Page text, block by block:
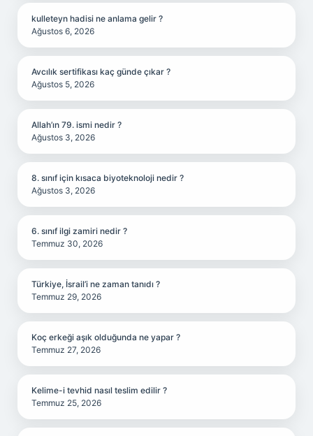
kulleteyn hadisi ne anlama gelir ?
Ağustos 6, 2026
Avcılık sertifikası kaç günde çıkar ?
Ağustos 5, 2026
Allah’ın 79. ismi nedir ?
Ağustos 3, 2026
8. sınıf için kısaca biyoteknoloji nedir ?
Ağustos 3, 2026
6. sınıf ilgi zamiri nedir ?
Temmuz 30, 2026
Türkiye, İsrail’i ne zaman tanıdı ?
Temmuz 29, 2026
Koç erkeği aşık olduğunda ne yapar ?
Temmuz 27, 2026
Kelime-i tevhid nasıl teslim edilir ?
Temmuz 25, 2026